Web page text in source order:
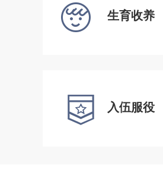
生育收养
入伍服役